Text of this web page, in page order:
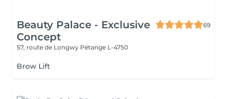
Beauty Palace - Exclusive
Concept
69
57, route de Longwy Pétange L-4750
Brow Lift